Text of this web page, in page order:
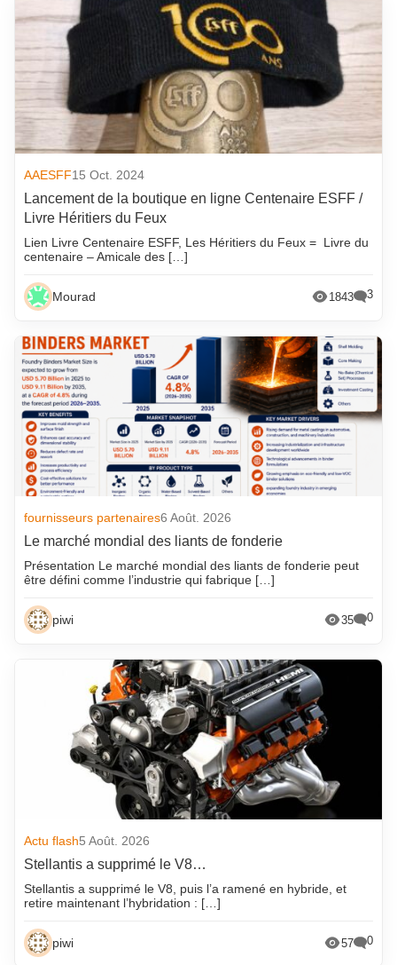
AAESFF15 Oct. 2024
Lancement de la boutique en ligne Centenaire ESFF /
Livre Héritiers du Feux
Lien Livre Centenaire ESFF, Les Héritiers du Feux = Livre du
centenaire – Amicale des […]
Mourad 1843 3
fournisseurs partenaires6 Août. 2026
Le marché mondial des liants de fonderie
Présentation Le marché mondial des liants de fonderie peut
être défini comme l’industrie qui fabrique […]
piwi 35 0
Actu flash5 Août. 2026
Stellantis a supprimé le V8…
Stellantis a supprimé le V8, puis l’a ramené en hybride, et
retire maintenant l’hybridation : […]
piwi 57 0